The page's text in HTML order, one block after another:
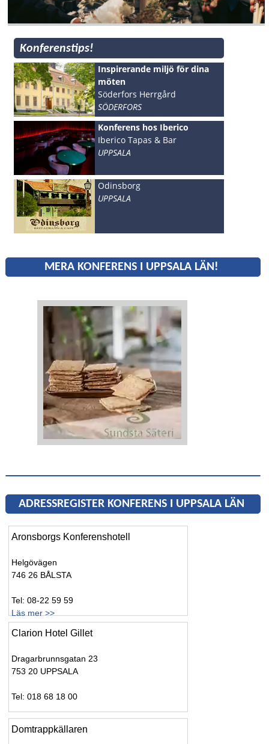
Konferenstips!
Inspirerande miljö för dina
möten
Söderfors Herrgård
SÖDERFORS
Konferens hos Iberico
Iberico Tapas & Bar
UPPSALA
Odinsborg
UPPSALA
MERA KONFERENS I UPPSALA LÄN!
ADRESSREGISTER KONFERENS I UPPSALA LÄN
Aronsborgs Konferenshotell
Helgövägen
746 26 BÅLSTA
Tel: 08-22 59 59
Läs mer >>
Clarion Hotel Gillet
Dragarbrunnsgatan 23
753 20 UPPSALA
Tel: 018 68 18 00
Domtrappkällaren